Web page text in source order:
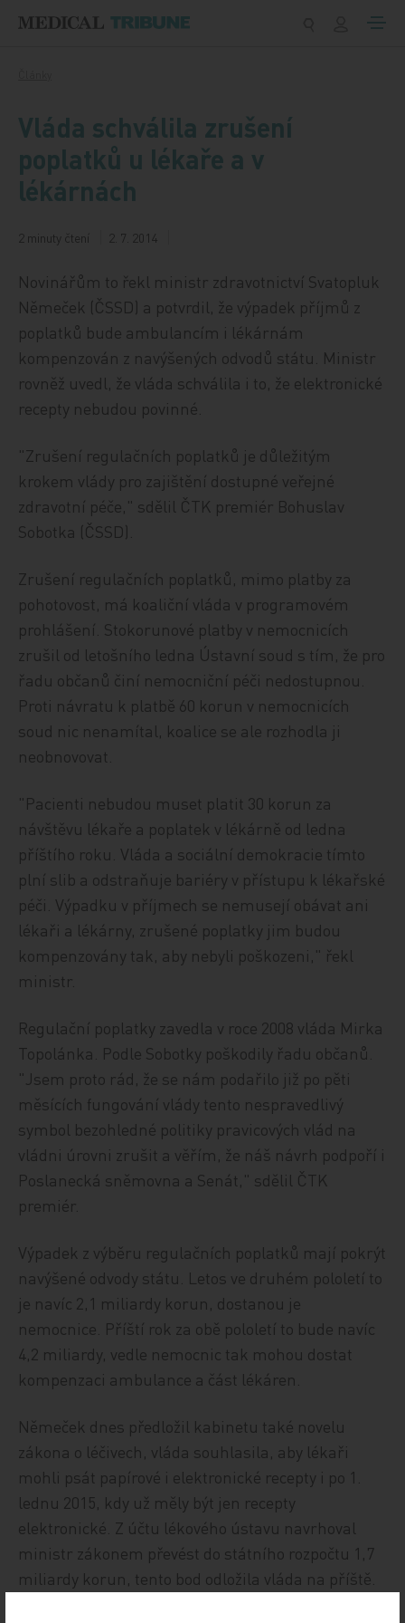
Vláda schválila zrušení
poplatků u lékaře a v
lékárnách
2 minuty čtení 2. 7. 2014
Novinářům to řekl ministr zdravotnictví Svatopluk
Němeček (ČSSD) a potvrdil, že výpadek příjmů z
poplatků bude ambulancím i lékárnám
kompenzován z navýšených odvodů státu. Ministr
rovněž uvedl, že vláda schválila i to, že elektronické
recepty nebudou povinné.
"Zrušení regulačních poplatků je důležitým
krokem vlády pro zajištění dostupné veřejné
zdravotní péče," sdělil ČTK premiér Bohuslav
Sobotka (ČSSD).
Zrušení regulačních poplatků, mimo platby za
pohotovost, má koaliční vláda v programovém
prohlášení. Stokorunové platby v nemocnicích
zrušil od letošního ledna Ústavní soud s tím, že pro
řadu občanů činí nemocniční péči nedostupnou.
Proti návratu k platbě 60 korun v nemocnicích
soud nic nenamítal, koalice se ale rozhodla ji
neobnovovat.
"Pacienti nebudou muset platit 30 korun za
návštěvu lékaře a poplatek v lékárně od ledna
příštího roku. Vláda a sociální demokracie tímto
plní slib a odstraňuje bariéry v přístupu k lékařské
péči. Výpadku v příjmech se nemusejí obávat ani
lékaři a lékárny, zrušené poplatky jim budou
kompenzovány tak, aby nebyli poškozeni," řekl
ministr.
Regulační poplatky zavedla v roce 2008 vláda Mirka
Topolánka. Podle Sobotky poškodily řadu občanů.
"Jsem proto rád, že se nám podařilo již po pěti
měsících fungování vlády tento nespravedlivý
symbol bezohledné politiky pravicových vlád na
vládni úrovni zrušit a věřím, že náš návrh podpoří i
Poslanecká sněmovna a Senát," sdělil ČTK
premiér.
Výpadek z výběru regulačních poplatků mají pokrýt
navýšené odvody státu. Letos ve druhém pololetí to
je navíc 2,1 miliardy korun, dostanou je
nemocnice. Příští rok za obě pololetí to bude navíc
4,2 miliardy, vedle nemocnic tak mohou dostat
kompenzaci ambulance a část lékáren.
Němeček dnes předložil kabinetu také novelu
zákona o léčivech, vláda souhlasila, aby lékaři
mohli psát papírové i elektronické recepty i po 1.
lednu 2015, kdy už měly být jen recepty
elektronické. Z účtu lékového ústavu navrhoval
ministr zákonem převést do státního rozpočtu 1,7
miliardy korun, tento bod odložila vláda na příště.